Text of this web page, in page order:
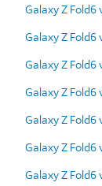
Galaxy Z Fold6
Galaxy Z Fold6
Galaxy Z Fold6
Galaxy Z Fold6
Galaxy Z
Galaxy Z Fold6
Galaxy Z Fold6